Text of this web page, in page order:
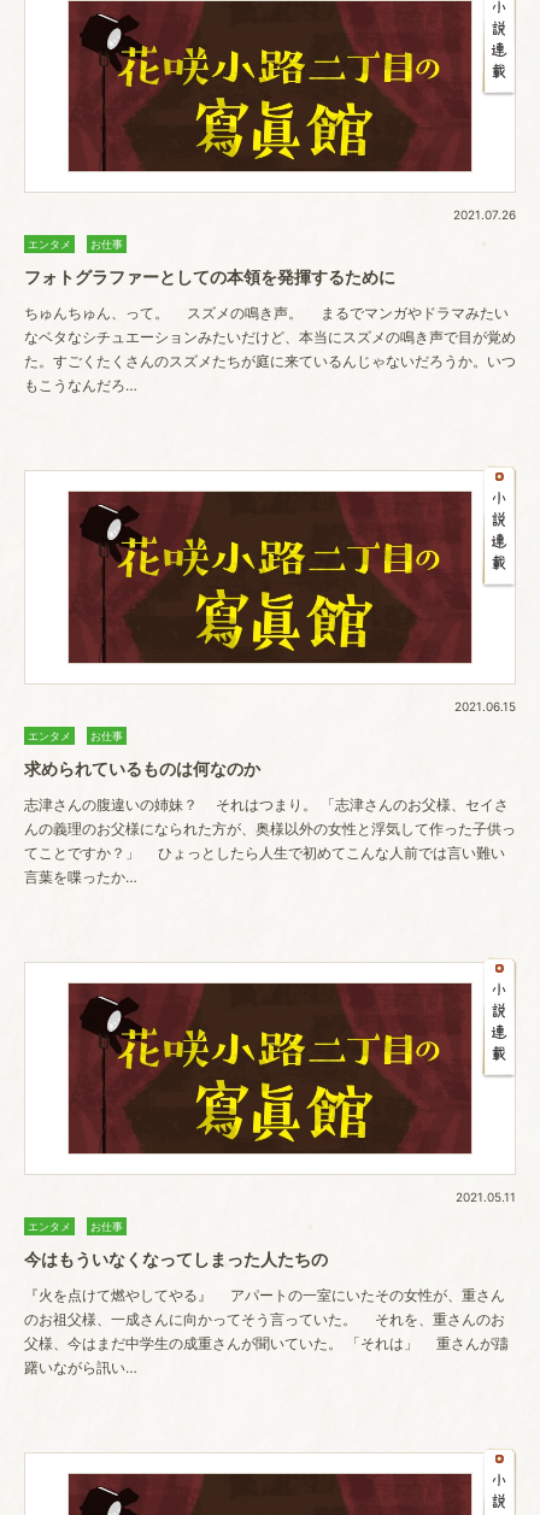
2021.07.26
エンタメ お仕事
フォトグラファーとしての本領を発揮するために
ちゅんちゅん、って。 スズメの鳴き声。 まるでマンガやドラマみたい
なベタなシチュエーションみたいだけど、本当にスズメの鳴き声で目が覚め
た。すごくたくさんのスズメたちが庭に来ているんじゃないだろうか。いつ
もこうなんだろ…
2021.06.15
エンタメ お仕事
求められているものは何なのか
志津さんの腹違いの姉妹？ それはつまり。 「志津さんのお父様、セイさ
んの義理のお父様になられた方が、奥様以外の女性と浮気して作った子供っ
てことですか？」 ひょっとしたら人生で初めてこんな人前では言い難い
言葉を喋ったか…
2021.05.11
エンタメ お仕事
今はもういなくなってしまった人たちの
『火を点けて燃やしてやる』 アパートの一室にいたその女性が、重さん
のお祖父様、一成さんに向かってそう言っていた。 それを、重さんのお
父様、今はまだ中学生の成重さんが聞いていた。 「それは」 重さんが躊
躇いながら訊い…